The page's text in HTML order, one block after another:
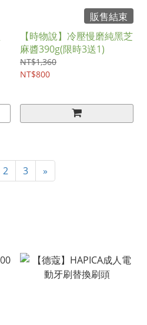
販售結束
【時物說】冷壓慢磨純黑芝
麻醬390g(限時3送1)
NT$1,360
NT$800
2 3 »